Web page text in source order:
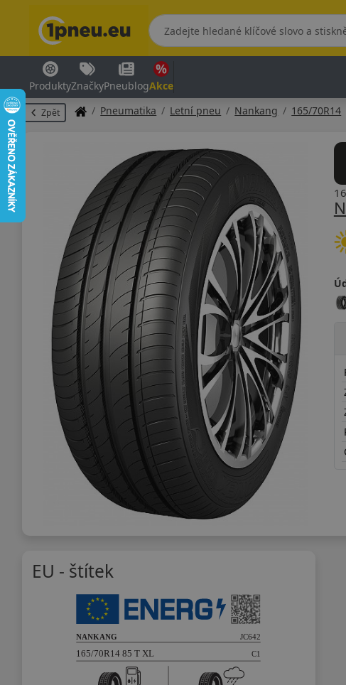
ProduktyZnačkyPneublogAkce
Zpět Pneumatika Letní pneu Nankang 165/70R14
EU - štítek